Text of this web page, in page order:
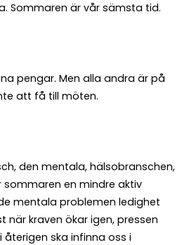
Sommaren är vår sämsta tid.
pengar. Men alla andra är på
att få till möten.
den mentala, hälsobranschen,
en mindre aktiv
mentala problemen ledighet
kraven ökar igen, pressen
ska infinna oss i